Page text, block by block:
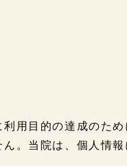
用目的の達成のた
。当院は、個人情